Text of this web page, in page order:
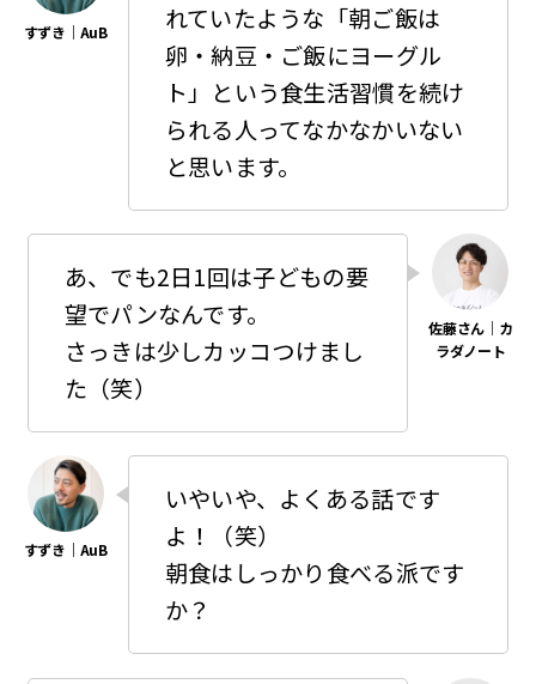
れていたような「朝ご飯は
卵・納豆・ご飯にヨーグル
ト」という食生活習慣を続け
られる人ってなかなかいない
と思います。
あ、でも2日1回は子どもの要
望でパンなんです。
さっきは少しカッコつけまし
た（笑）
いやいや、よくある話です
よ！（笑）
朝食はしっかり食べる派です
か？